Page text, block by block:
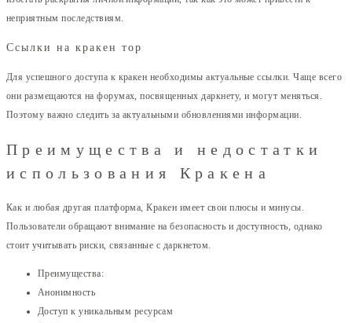
неприятным последствиям.
Ссылки на кракен тор
Для успешного доступа к кракен необходимы актуальные ссылки. Чаще всего
они размещаются на форумах, посвященных даркнету, и могут меняться.
Поэтому важно следить за актуальными обновлениями информации.
Преимущества и недостатки
использования Кракена
Как и любая другая платформа, Кракен имеет свои плюсы и минусы.
Пользователи обращают внимание на безопасность и доступность, однако
стоит учитывать риски, связанные с даркнетом.
Преимущества:
Анонимность
Доступ к уникальным ресурсам